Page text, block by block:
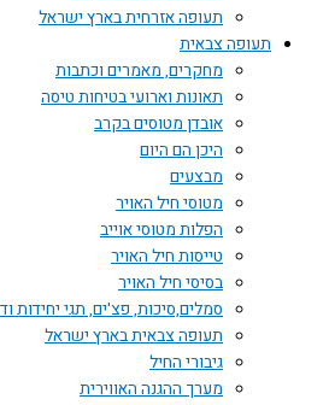
תעופה אזרחית בארץ ישראל
תעופה צבאית
מחקרים, מאמרים וכתבות
תאונות וארועי בטיחות טיסה
אובדן מטוסים בקרב
היכן הם היום
מבצעים
מטוסי חיל האויר
הפלות מטוסי אוייב
טייסות חיל האויר
בסיסי חיל האויר
סמלים,סיכות, פצ'ים, תגי יחידות
תעופה צבאית בארץ ישראל
גיבורי החיל
מערך ההגנה האווירית